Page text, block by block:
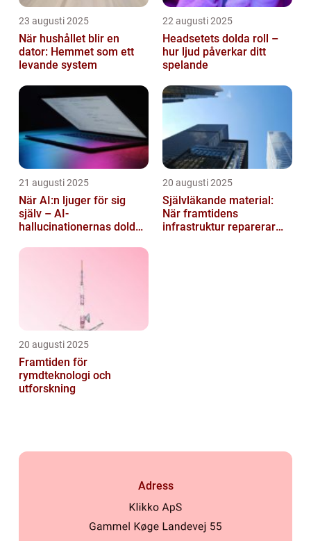
23 augusti 2025
När hushållet blir en
dator: Hemmet som ett
levande system
22 augusti 2025
Headsetets dolda roll –
hur ljud påverkar ditt
spelande
21 augusti 2025
När AI:n ljuger för sig
själv – AI-
hallucinationernas dolda
20 augusti 2025
Självläkande material:
När framtidens
infrastruktur reparerar
20 augusti 2025
Framtiden för
rymdteknologi och
utforskning
Adress